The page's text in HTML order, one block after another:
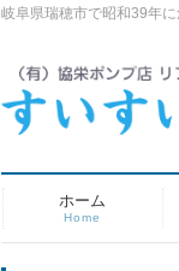
岐阜県瑞穂市で昭和39年
ホーム
Home